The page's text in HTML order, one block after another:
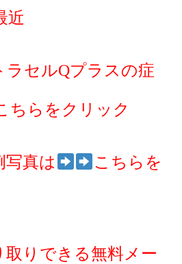
近
ラセルQプラスの症
ちらをクリック
写真は こちらを
取りできる無料メー